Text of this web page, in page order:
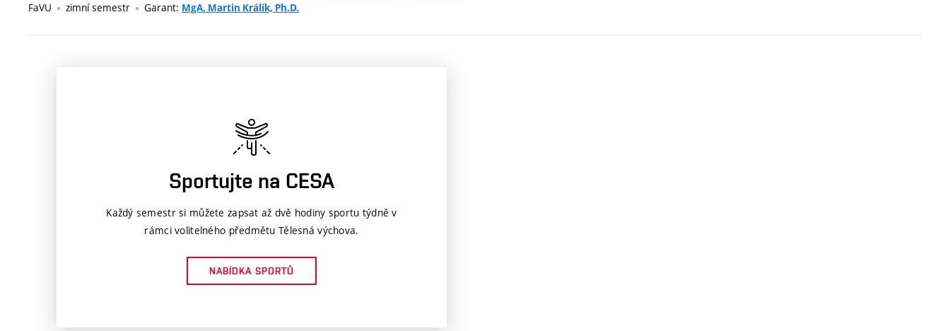
FaVU zimní semestr Garant: MgA. Martin Králík, Ph.D.
Sportujte na CESA
Každý semestr si můžete zapsat až dvě hodiny sportu týdně v
rámci volitelného předmětu Tělesná výchova.
NABÍDKA SPORTŮ